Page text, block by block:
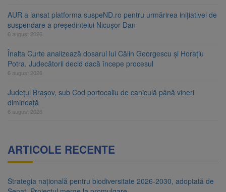
AUR a lansat platforma suspeND.ro pentru urmărirea inițiativei de
suspendare a președintelui Nicușor Dan
6 august 2026
Înalta Curte analizează dosarul lui Călin Georgescu și Horațiu
Potra. Judecătorii decid dacă începe procesul
6 august 2026
Județul Brașov, sub Cod portocaliu de caniculă până vineri
dimineață
6 august 2026
ARTICOLE RECENTE
Strategia națională pentru biodiversitate 2026-2030, adoptată de